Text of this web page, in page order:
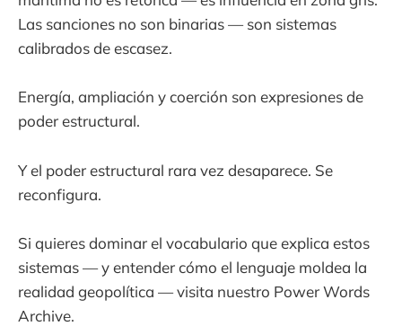
Las sanciones no son binarias — son sistemas
calibrados de escasez.
Energía, ampliación y coerción son expresiones de
poder estructural.
Y el poder estructural rara vez desaparece. Se
reconfigura.
Si quieres dominar el vocabulario que explica estos
sistemas — y entender cómo el lenguaje moldea la
realidad geopolítica — visita nuestro Power Words
Archive.